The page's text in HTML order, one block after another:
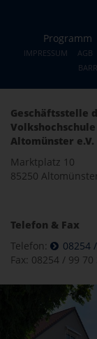
Programm
IMPRESSUM AGB
Geschäftsstelle
Volkshochschule
Altomünster e.V.
Marktplatz 10
85250
Telefon & Fax
Telefon:
08254
Fax: 08254 / 99 70